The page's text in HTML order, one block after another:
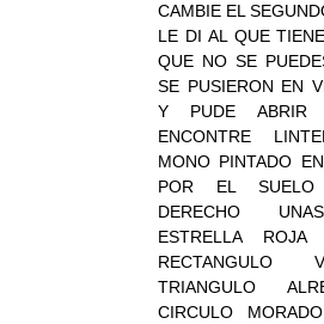
CAMBIE EL
LE DI AL QUE
QUE NO SE
SE PUSIERON EN
Y PUDE ABRIR
ENCONTRE
MONO PINTADO
POR EL
DERECHO
ESTRELLA
RECTANGULO
TRIANGULO
CIRCULO